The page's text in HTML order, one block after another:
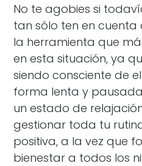
No te agobies si
tan sólo ten en cuenta
la herramienta que
en esta situación, ya
siendo consciente de
forma lenta y
un estado de
gestionar toda tu
positiva, a la vez que
bienestar a todos los